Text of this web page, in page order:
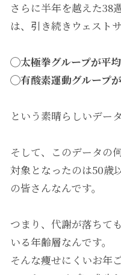
さらに半年を越えた38
は、引き続きウェスト
◯太極拳グループが平
◯有酸素運動グループ
という素晴らしいデー
そして、このデータの
対象となったのは50歳
の皆さんなんです。
つまり、代謝が落ちて
いる年齢層なんです。
そんな痩せにくいお年